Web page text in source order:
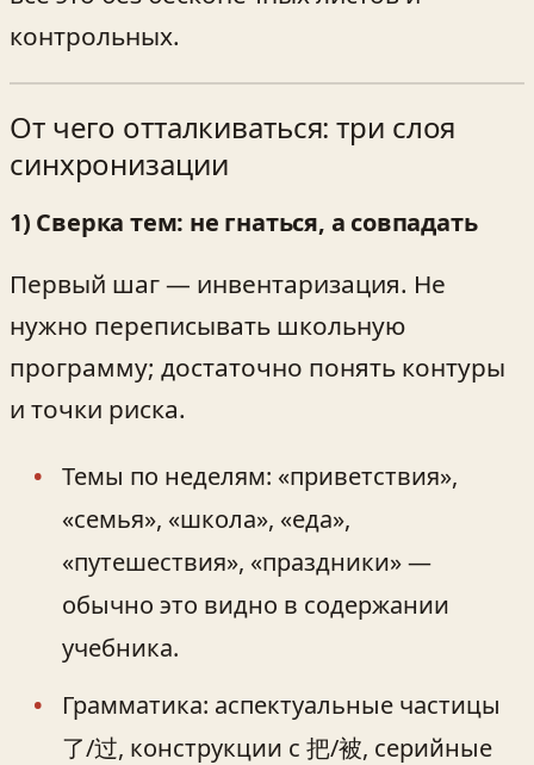
контрольных.
От чего отталкиваться: три слоя
синхронизации
1) Сверка тем: не гнаться, а совпадать
Первый шаг — инвентаризация. Не
нужно переписывать школьную
программу; достаточно понять контуры
и точки риска.
Темы по неделям: «приветствия»,
«семья», «школа», «еда»,
«путешествия», «праздники» —
обычно это видно в содержании
учебника.
Грамматика: аспектуальные частицы
了/过, конструкции с 把/被, серийные